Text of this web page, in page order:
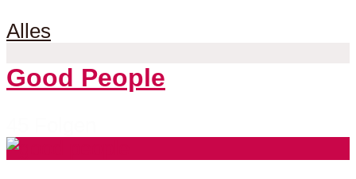
Alles
Good People